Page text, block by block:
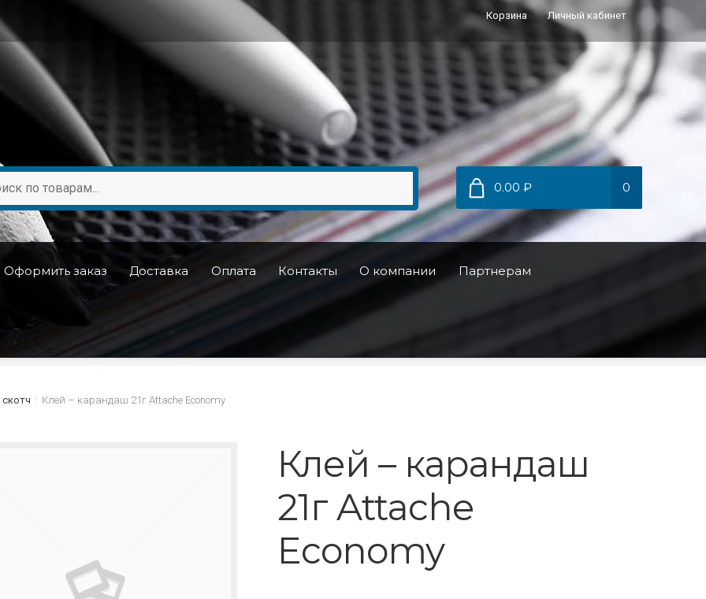
Корзина Личный кабинет
0.00 ₽ 0
Оформить заказ Доставка Оплата Контакты О компании Партнерам
Клей – карандаш 21г Attache Economy
Клей – карандаш
21г Attache
Economy